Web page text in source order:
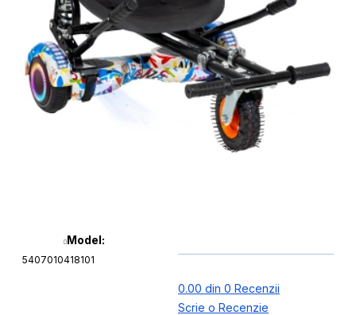
Model:
5407010418101
0.00 din 0 Recenzii
Scrie o Recenzie